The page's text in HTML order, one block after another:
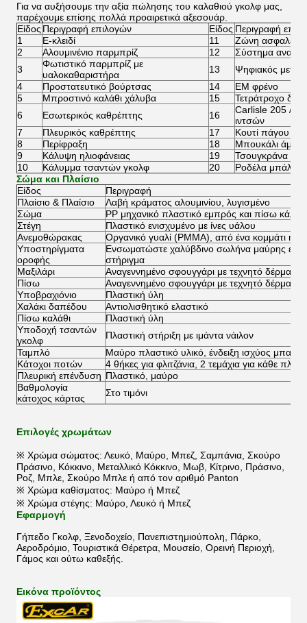
Για να αυξήσουμε την αξία πώλησης του καλαθιού γκολφ μας,
παρέχουμε επίσης πολλά προαιρετικά αξεσουάρ.
Είδος Περιγραφή επιλογών Είδος Περιγραφή
1
E-κλειδί 11
Ζώνη
2
Αλουμινένιο παρμπρίζ 12
Σύστημα
3
Φωτιστικό παρμπρίζ με
υαλοκαθαριστήρα
13
Ψηφιακός
4
Προστατευτικό βούρτσας 14
EM φρένο
5
Μπροστινό καλάθι χάλυβα 15
Τετράτροχο
6
Εσωτερικός καθρέπτης 16
Carlisle 205 /
ιντσών
7
Πλευρικός καθρέπτης 17
Κουτί πάγου
8
Περίφραξη 18
Μπουκάλι
9
Κάλυψη ηλιοφάνειας 19
Τσουγκράνα
10
Κάλυμμα τσαντών γκολφ 20
Ροδέλα μπάλα
Σώμα και Πλαίσιο
Είδος
Περιγραφή
Πλαίσιο & Πλαίσιο
Λαβή κράματος αλουμινίου, λυγισμένο
Σώμα
PP μηχανικό πλαστικό εμπρός και πίσω
Στέγη
Πλαστικό ενισχυμένο με ίνες υάλου
Ανεμοθώρακας
Οργανικό γυαλί (PMMA), από ένα κομμάτι ή
Υποστηρίγματα
οροφής
Ενσωματώστε χαλύβδινο σωλήνα μαύρης
στήριγμα
Μαξιλάρι
Αναγεννημένο σφουγγάρι με τεχνητό δέρμα
Πίσω
Αναγεννημένο σφουγγάρι με τεχνητό δέρμα
Υποβραχιόνιο
Πλαστική ύλη
Χαλάκι δαπέδου
Αντιολισθητικό ελαστικό
Πίσω καλάθι
Πλαστική ύλη
Υποδοχή τσαντών
γκολφ
Πλαστική στήριξη με ιμάντα νάιλον
Ταμπλό
Μαύρο πλαστικό υλικό, ένδειξη ισχύος
Κάτοχοι ποτών
4 θήκες για φλιτζάνια, 2 τεμάχια για κάθε
Πλευρική επένδυση Πλαστικό, μαύρο
Βαθμολογία
κάτοχος κάρτας
Στο τιμόνι
Επιλογές χρωμάτων
※ Χρώμα σώματος: Λευκό, Μαύρο, Μπεζ, Σαμπάνια, Σκούρο
Πράσινο, Κόκκινο, Μεταλλικό Κόκκινο, Μωβ, Κίτρινο, Πράσινο,
Ροζ, Μπλε, Σκούρο Μπλε ή από τον αριθμό Panton
※ Χρώμα καθίσματος: Μαύρο ή Μπεζ
※ Χρώμα στέγης: Μαύρο, Λευκό ή Μπεζ
Εφαρμογή
Γήπεδο Γκολφ, Ξενοδοχείο, Πανεπιστημιούπολη, Πάρκο,
Αεροδρόμιο, Τουριστικά Θέρετρα, Μουσείο, Ορεινή Περιοχή,
Γάμος και ούτω καθεξής.
Εικόνα προϊόντος